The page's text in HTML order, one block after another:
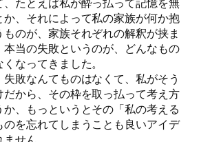
か、それによって私の家族が何か抱
のが、家族それぞれの解釈が挟ま
本当の失敗というのが、どんなもの
なってきました。
失敗なんてものはなくて、私がそう
だから、その枠を取っ払って考え方
か、もっというとその「私の考える
のを忘れてしまうことも良いアイデ